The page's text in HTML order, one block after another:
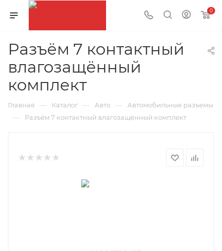
0
Разъём 7 контактный
влагозащённый
комплект
Главная — Каталог — Авто — Автомобильные разъемы
— Разъём 7 контактный влагозащённый комплект